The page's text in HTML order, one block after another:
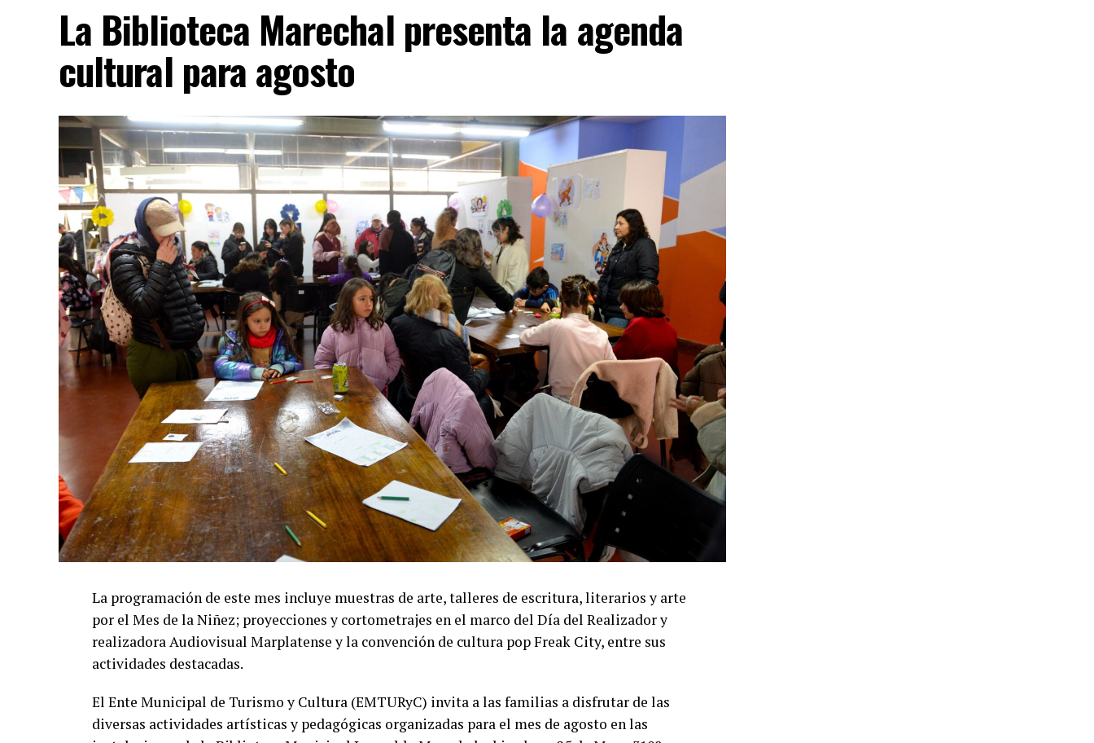
La Biblioteca Marechal presenta la agenda
cultural para agosto
La programación de este mes incluye muestras de arte, talleres de escritura, literarios y arte
por el Mes de la Niñez; proyecciones y cortometrajes en el marco del Día del Realizador y
realizadora Audiovisual Marplatense y la convención de cultura pop Freak City, entre sus
actividades destacadas.
El Ente Municipal de Turismo y Cultura (EMTURyC) invita a las familias a disfrutar de las
diversas actividades artísticas y pedagógicas organizadas para el mes de agosto en las